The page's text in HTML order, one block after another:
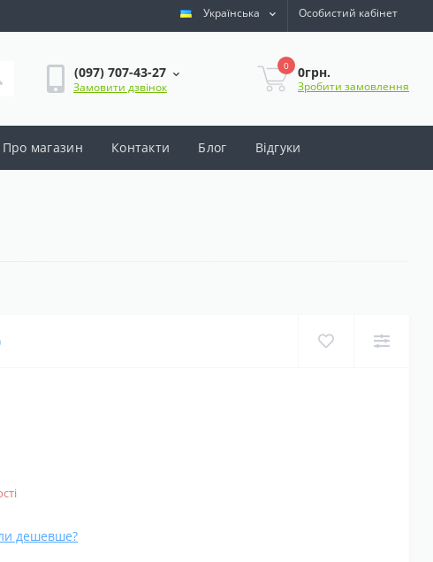
Українська Особистий кабінет
(097) 707-43-27
Замовити дзвінок
0 0грн.
Зробити замовлення
Про магазин Контакти Блог Відгуки
дешевше?